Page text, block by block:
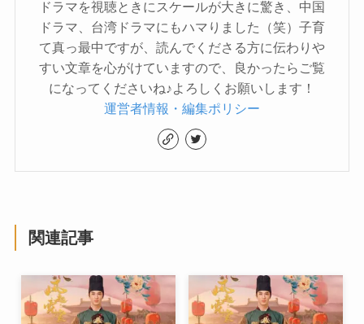
ドラマを視聴ときにスケールが大きに驚き、中国
ドラマ、台湾ドラマにもハマりました（笑）子育
て真っ最中ですが、読んでくださる方に伝わりや
すい文章を心がけていますので、良かったらご覧
になってくださいね♪よろしくお願いします！
運営者情報・編集ポリシー
関連記事